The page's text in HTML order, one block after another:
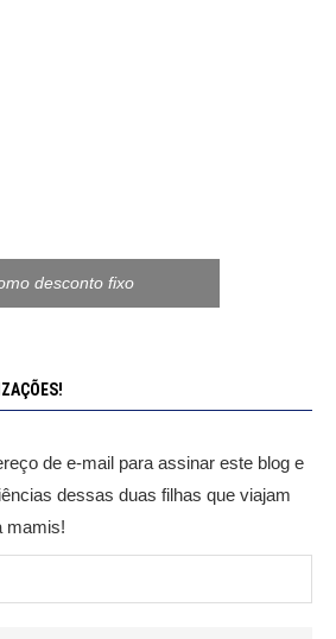
desconto fixo
de e-mail para assinar este blog e
dessas duas filhas que viajam
mamis!